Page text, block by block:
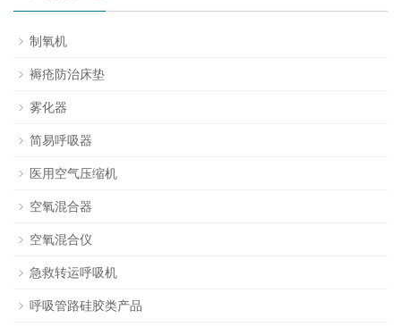
制氧机
褥疮防治床垫
雾化器
简易呼吸器
医用空气压缩机
空氧混合器
空氧混合仪
急救转运呼吸机
呼吸管路硅胶类产品